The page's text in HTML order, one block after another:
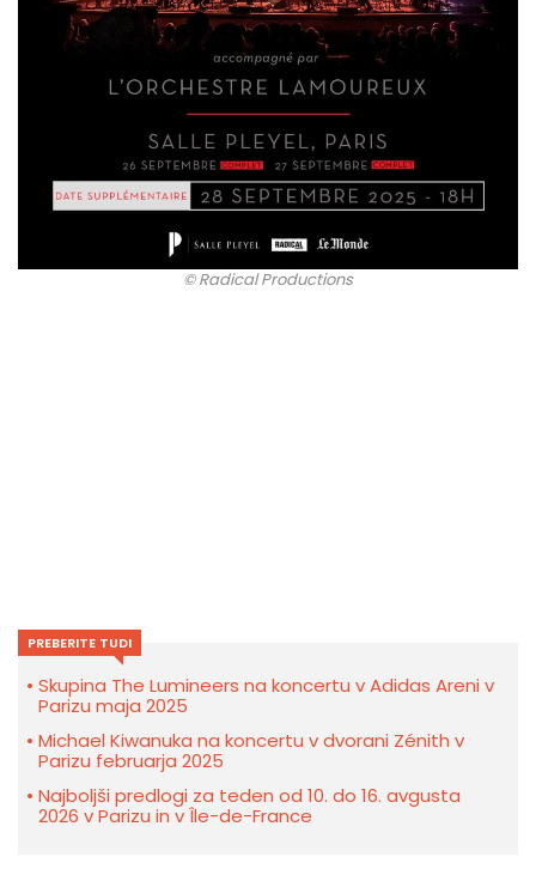
© Radical Productions
PREBERITE TUDI
Skupina The Lumineers na koncertu v Adidas Areni v
Parizu maja 2025
Michael Kiwanuka na koncertu v dvorani Zénith v
Parizu februarja 2025
Najboljši predlogi za teden od 10. do 16. avgusta
2026 v Parizu in v Île-de-France